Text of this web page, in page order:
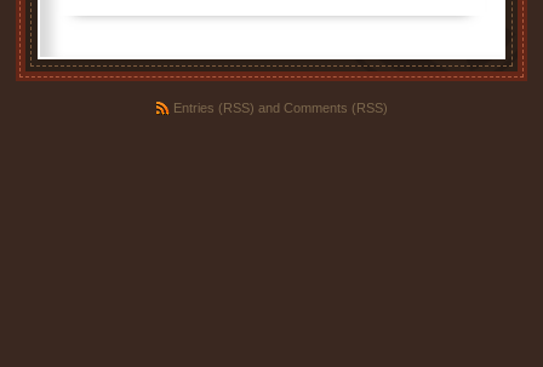
Entries (RSS) and Comments (RSS)